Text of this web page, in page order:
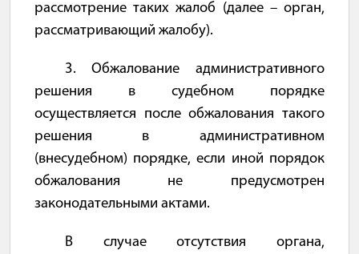
рассмотрение таких жалоб (далее – орган,
рассматривающий жалобу).
3. Обжалование административного
решения в судебном порядке
осуществляется после обжалования такого
решения в административном
(внесудебном) порядке, если иной порядок
обжалования не предусмотрен
законодательными актами.
В случае отсутствия органа,